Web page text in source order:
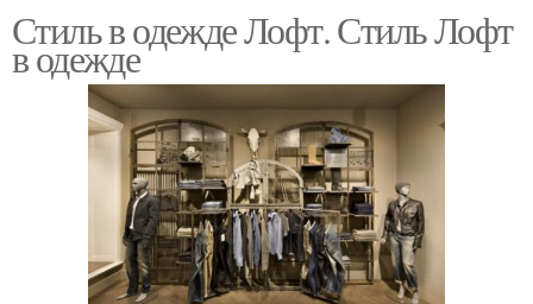
Стиль в одежде Лофт. Стиль Лофт
в одежде